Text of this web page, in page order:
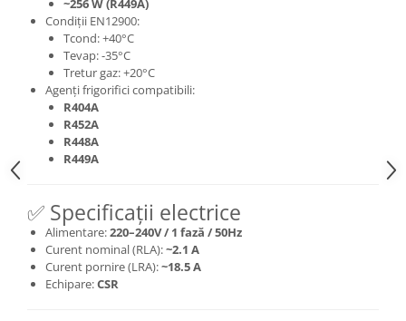
Condiții EN12900:
Tcond: +40°C
Tevap: -35°C
Tretur gaz: +20°C
Agenți frigorifici compatibili:
R404A
R452A
R448A
R449A
✅ Specificații electrice
Alimentare:220–240V / 1 fază / 50Hz
Curent nominal (RLA):~2.1 A
Curent pornire (LRA):~18.5 A
Echipare:CSR